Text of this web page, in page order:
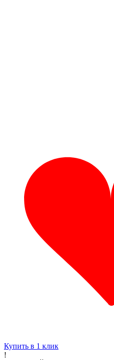
Купить в 1 клик
!